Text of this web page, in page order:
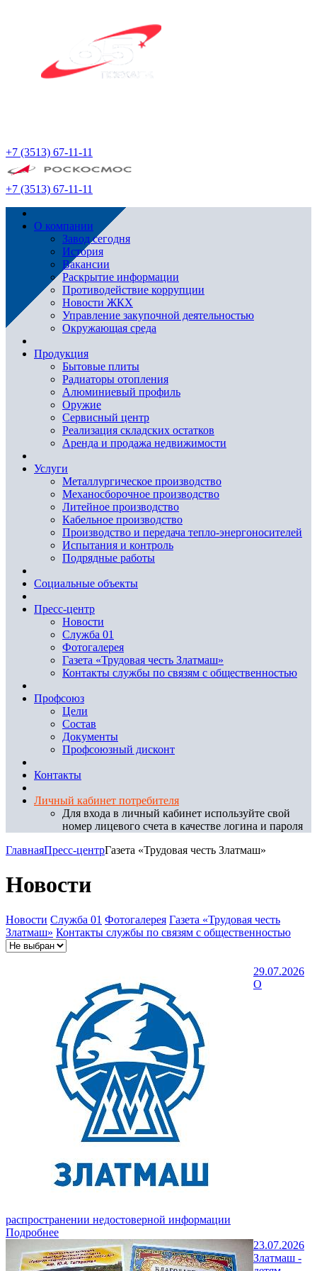
+7 (3513) 67-11-11
+7 (3513) 67-11-11
О компании
Завод сегодня
История
Вакансии
Раскрытие информации
Противодействие коррупции
Новости ЖКХ
Управление закупочной деятельностью
Окружающая среда
Продукция
Бытовые плиты
Радиаторы отопления
Алюминиевый профиль
Оружие
Сервисный центр
Реализация складских остатков
Аренда и продажа недвижимости
Услуги
Металлургическое производство
Механосборочное производство
Литейное производство
Кабельное производство
Производство и передача тепло-энергоносителей
Испытания и контроль
Подрядные работы
Социальные объекты
Пресс-центр
Новости
Служба 01
Фотогалерея
Газета «Трудовая честь Златмаш»
Контакты службы по связям с общественностью
Профсоюз
Цели
Состав
Документы
Профсоюзный дисконт
Контакты
Личный кабинет потребителя
Для входа в личный кабинет используйте свой
номер лицевого счета в качестве логина и пароля
ГлавнаяПресс-центрГазета «Трудовая честь Златмаш»
Новости
Новости Служба 01 Фотогалерея Газета «Трудовая честь
Златмаш» Контакты службы по связям с общественностью
29.07.2026
О
распространении недостоверной информации
Подробнее
23.07.2026
Златмаш -